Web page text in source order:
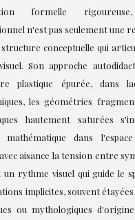
formelle
n'est pas seulement une
structure conceptuelle qui
Son approche
plastique épurée, dans
les géométries
hautement saturées
mathématique dans
aisance la tension entre
rythme visuel qui guide le
implicites, souvent
ou mythologiques